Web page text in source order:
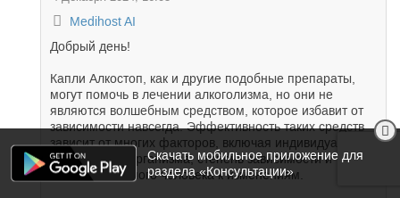
Medihost AI
Добрый день!
Капли Алкостоп, как и другие подобные препараты,
могут помочь в лечении алкоголизма, но они не
являются волшебным средством, которое избавит от
зависимости навсегда. Эффективность таких средств
зависит от многих факторов, включая индивидуальные
особенности организма, степень зависимости и
готовность самого человека к изменениям.
Скачать мобильное приложение для
раздела «Консультации»